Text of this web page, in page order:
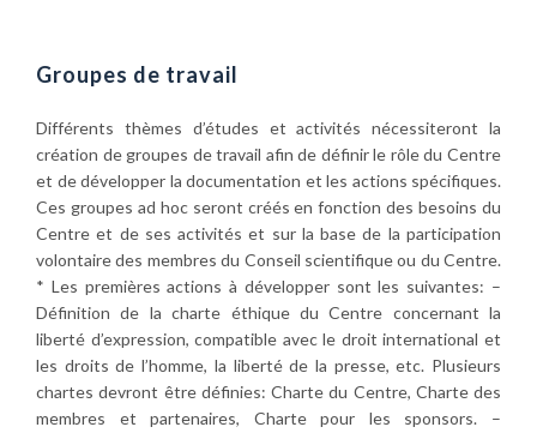
Groupes de travail
Différents thèmes d’études et activités nécessiteront la
création de groupes de travail afin de définir le rôle du Centre
et de développer la documentation et les actions spécifiques.
Ces groupes ad hoc seront créés en fonction des besoins du
Centre et de ses activités et sur la base de la participation
volontaire des membres du Conseil scientifique ou du Centre.
* Les premières actions à développer sont les suivantes: –
Définition de la charte éthique du Centre concernant la
liberté d’expression, compatible avec le droit international et
les droits de l’homme, la liberté de la presse, etc. Plusieurs
chartes devront être définies: Charte du Centre, Charte des
membres et partenaires, Charte pour les sponsors. –